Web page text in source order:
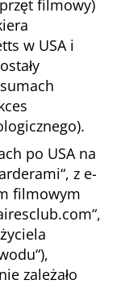
filmowy)
w USA i
po USA na
, z e-
filmowym
,
),
zależało